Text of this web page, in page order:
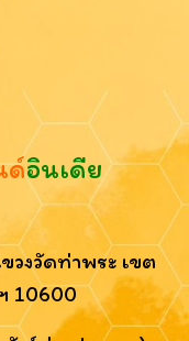
ด์อินเดีย
งวัดท่าพระ เขต
10600